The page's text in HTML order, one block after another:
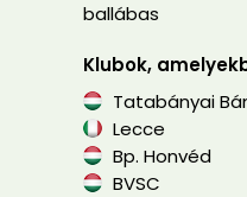
ballábas
Klubok,
Tatabányai
Lecce
Bp. Honvéd
BVSC